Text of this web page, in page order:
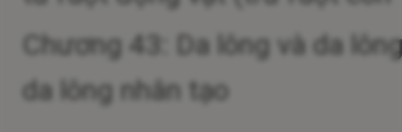
Chương 43: Da lông và da
da lông nhân tạo